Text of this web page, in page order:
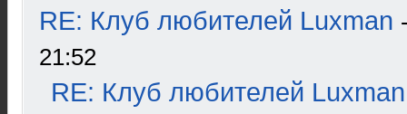
RE: Клуб любителей Luxman
21:52
RE: Клуб любителей Luxman